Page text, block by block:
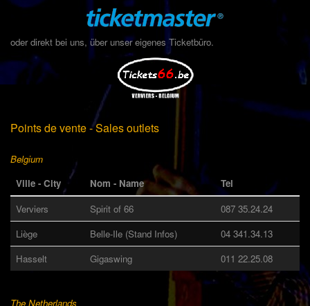
oder direkt bei uns, über unser eigenes Ticketbüro.
Points de vente - Sales outlets
Belgium
Ville - City
Nom - Name
Tel
Verviers
Spirit of 66
087 35.24.24
Liège
Belle-Ile (Stand Infos)
04 341.34.13
Hasselt
Gigaswing 011 22.25.08
The Netherlands